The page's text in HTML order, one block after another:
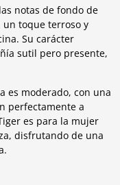
notas de fondo de
un toque terroso y
Su carácter
sutil pero presente,
es moderado, con una
perfectamente a
es para la mujer
disfrutando de una